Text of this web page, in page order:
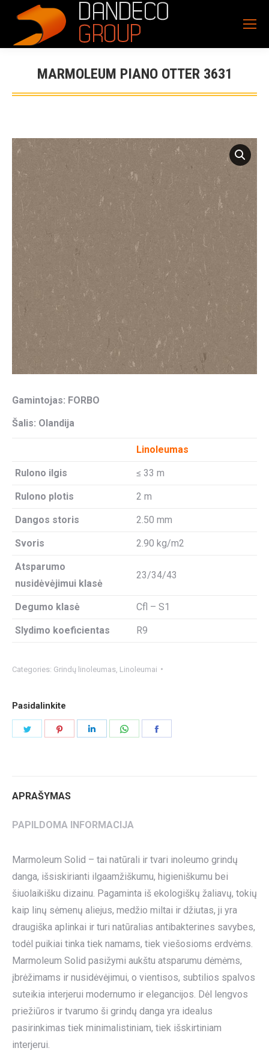
MARMOLEUM PIANO OTTER 3631
Gamintojas: FORBO
Šalis: Olandija
Linoleumas
Rulono ilgis ≤ 33 m
Rulono plotis 2 m
Dangos storis 2.50 mm
Svoris 2.90 kg/m2
Atsparumo
nusidėvėjimui klasė
23/34/43
Degumo klasė Cfl – S1
Slydimo koeficientas R9
Categories: Grindų linoleumas Linoleumai
Pasidalinkite
APRAŠYMAS
PAPILDOMA INFORMACIJA
Marmoleum Solid – tai natūrali ir tvari inoleumo grindų
danga, išsiskirianti ilgaamžiškumu, higieniškumu bei
šiuolaikišku dizainu. Pagaminta iš ekologiškų žaliavų, tokių
kaip linų sėmenų aliejus, medžio miltai ir džiutas, ji yra
draugiška aplinkai ir turi natūralias antibakterines savybes,
todėl puikiai tinka tiek namams, tiek viešosioms erdvėms.
Marmoleum Solid pasižymi aukštu atsparumu dėmėms,
įbrėžimams ir nusidėvėjimui, o vientisos, subtilios spalvos
suteikia interjerui modernumo ir elegancijos. Dėl lengvos
priežiūros ir tvarumo ši grindų danga yra idealus
pasirinkimas tiek minimalistiniam, tiek išskirtiniam
interjerui.